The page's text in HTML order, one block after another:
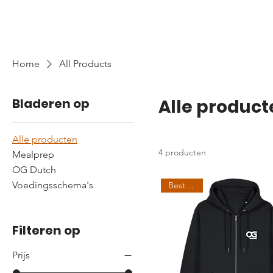
Home All Products
Bladeren op
Alle producten
Mealprep
OG Dutch
Voedingsschema's
Filteren op
Prijs
Alle
4 producten
Best Seller